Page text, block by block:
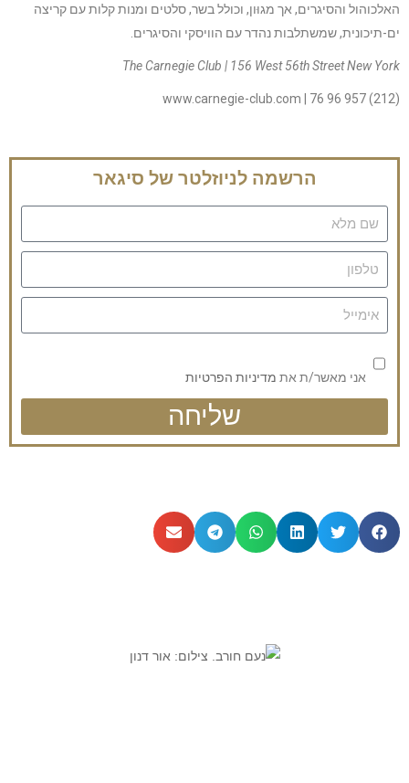
האלכוהול והסיגרים, אך מגוּון, וכולל בשר, סלטים ומנות קלות עם קריצה
ים-תיכונית, שמשתלבות נהדר עם הוויסקי והסיגרים.
The Carnegie Club | 156 West 56th Street New York
(212) 957 96 76 | www.carnegie-club.com
הרשמה לניוזלטר של סיגאר
אני מאשר/ת את מדיניות הפרטיות
שליחה